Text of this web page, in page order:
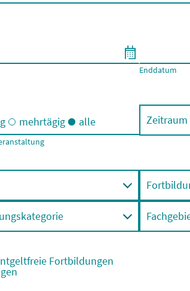
Suchvorschläge, wenn mindestens 2
Enddatum
oder mehrtägige Veranstaltungen
mehrtägig alle
Fortbildungen